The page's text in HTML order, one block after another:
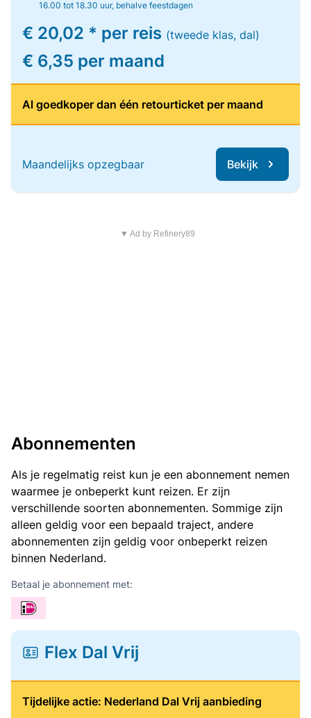
16.00 tot 18.30 uur, behalve feestdagen
€ 20,02 * per reis (tweede klas, dal)
€ 6,35 per maand
Al goedkoper dan één retourticket per maand
Maandelijks opzegbaar Bekijk
▼ Ad by Refinery89
Abonnementen
Als je regelmatig reist kun je een abonnement nemen
waarmee je onbeperkt kunt reizen. Er zijn
verschillende soorten abonnementen. Sommige zijn
alleen geldig voor een bepaald traject, andere
abonnementen zijn geldig voor onbeperkt reizen
binnen Nederland.
Betaal je abonnement met:
Flex Dal Vrij
Tijdelijke actie: Nederland Dal Vrij aanbieding